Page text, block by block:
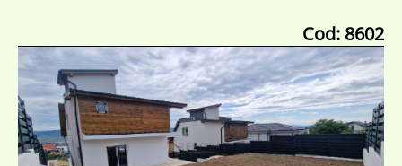
Cod: 8602